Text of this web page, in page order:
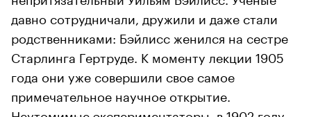
давно сотрудничали, дружили и даже стали
родственниками: Бэйлисс женился на сестре
Старлинга Гертруде. К моменту лекции 1905
года они уже совершили свое самое
примечательное научное открытие.